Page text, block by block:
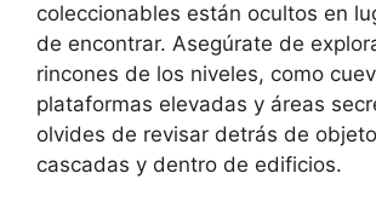
coleccionables están ocultos en
de encontrar. Asegúrate de
rincones de los niveles, como
plataformas elevadas y áreas
olvides de revisar detrás de
cascadas y dentro de edificios.